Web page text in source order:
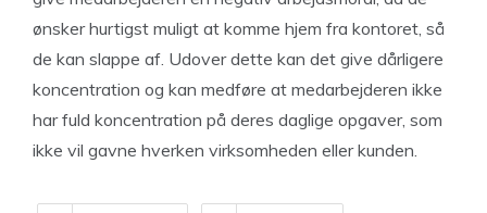
ønsker hurtigst muligt at komme hjem fra kontoret, så
de kan slappe af. Udover dette kan det give dårligere
koncentration og kan medføre at medarbejderen ikke
har fuld koncentration på deres daglige opgaver, som
ikke vil gavne hverken virksomheden eller kunden.